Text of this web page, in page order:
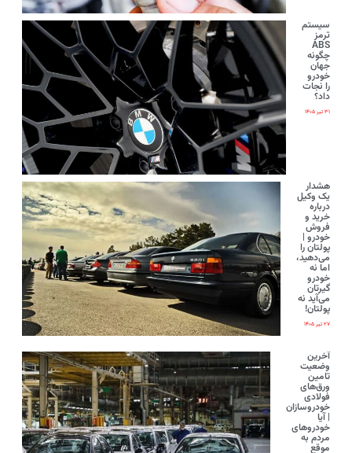
سیستم
ترمز
ABS
چگونه
جهان
خودرو
را نجات
داد؟
۳۱ تیر ۱۴۰۵
هشدار
یک وکیل
درباره
خرید و
فروش
خودرو |
پولتان را
می‌دهید،
اما نه
خودرو
گیرتان
می‌آید نه
پولتان!
۲۷ تیر ۱۴۰۵
آخرین
وضعیت
تامین
ورق‌های
فولادی
خودروسازان
| آیا
خودروهای
مردم به
موقع